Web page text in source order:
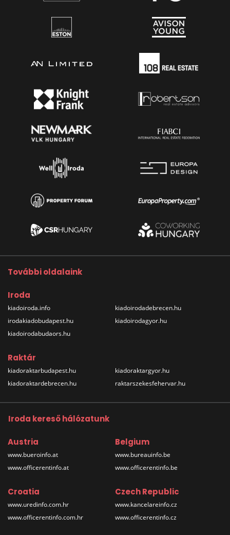
További oldalaink
Iroda
kiadoiroda.info
irodakiadobudapest.hu
kiadoirodabudaors.hu
kiadoirodadebrecen.hu
kiadoirodagyor.hu
Raktár
kiadoraktarbudapest.hu
kiadoraktardebrecen.hu
kiadoraktargyor.hu
raktarszekesfehervar.hu
Iroda kereső hálózatunk
Austria
www.bueroinfo.at
www.officerentinfo.at
Belgium
www.bureauinfo.be
www.officerentinfo.be
Croatia
www.uredinfo.com.hr
www.officerentinfo.com.hr
Czech Republic
www.kancelareinfo.cz
www.officerentinfo.cz